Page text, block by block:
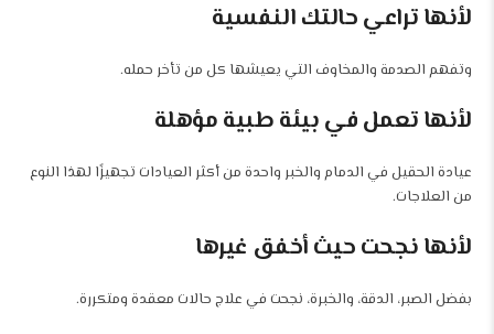
لأنها تراعي حالتك النفسية
وتفهم الصدمة والمخاوف التي يعيشها كل من تأخر حمله.
لأنها تعمل في بيئة طبية مؤهلة
عيادة الحقيل في الدمام والخبر واحدة من أكثر العيادات تجهيزًا لهذا النوع
من العلاجات.
لأنها نجحت حيث أخفق غيرها
بفضل الصبر، الدقة، والخبرة، نجحت في علاج حالات معقدة ومتكررة.